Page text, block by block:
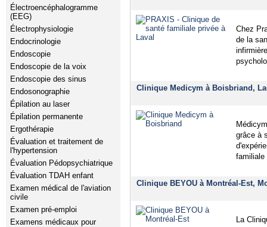
Électroencéphalogramme
(EEG)
Électrophysiologie
Endocrinologie
Endoscopie
Endoscopie de la voix
Endoscopie des sinus
Endosonographie
Épilation au laser
Épilation permanente
Ergothérapie
Évaluation et traitement de
l'hypertension
Évaluation Pédopsychiatrique
Évaluation TDAH enfant
Examen médical de l'aviation
civile
Examen pré-emploi
Examens médicaux pour
Chez
de la
Clinique Medicym à Boisbriand,
grâce à
familiale
Clinique BEYOU à Montréal-Est,
La